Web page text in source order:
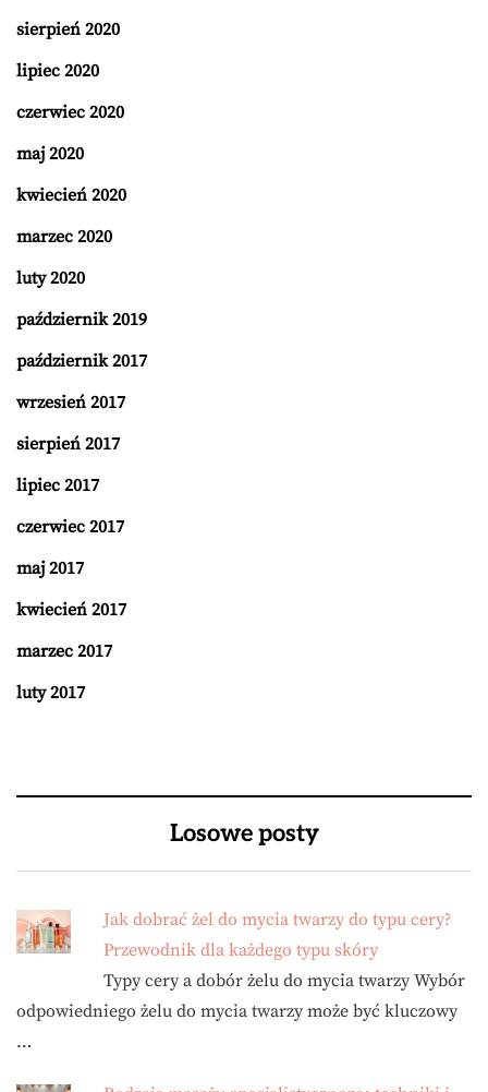
sierpień 2020
lipiec 2020
czerwiec 2020
maj 2020
kwiecień 2020
marzec 2020
luty 2020
październik 2019
październik 2017
wrzesień 2017
sierpień 2017
lipiec 2017
czerwiec 2017
maj 2017
kwiecień 2017
marzec 2017
luty 2017
Losowe posty
Jak dobrać żel do mycia twarzy do typu cery?
Przewodnik dla każdego typu skóry
Typy cery a dobór żelu do mycia twarzy Wybór
odpowiedniego żelu do mycia twarzy może być kluczowy
…